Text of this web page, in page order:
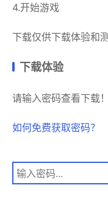
4.开始游戏
下载仅供下载体验和
下载体验
请输入密码查看下载！
如何免费获取密码？